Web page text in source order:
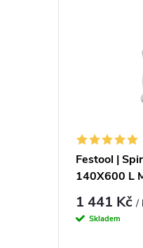
Festool |
140X600 L
1 441 Kč/
Skladem